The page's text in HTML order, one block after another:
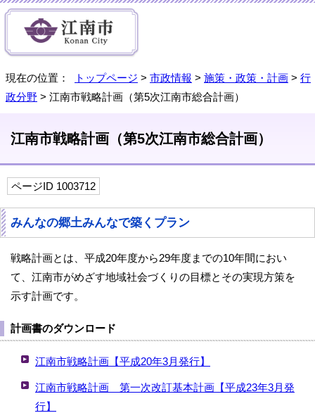
現在の位置： トップページ > 市政情報 > 施策・政策・計画 > 行
政分野 > 江南市戦略計画（第5次江南市総合計画）
江南市戦略計画（第5次江南市総合計画）
ページID 1003712
みんなの郷土みんなで築くプラン
戦略計画とは、平成20年度から29年度までの10年間におい
て、江南市がめざす地域社会づくりの目標とその実現方策を
示す計画です。
計画書のダウンロード
江南市戦略計画【平成20年3月発行】
江南市戦略計画 第一次改訂基本計画【平成23年3月発
行】